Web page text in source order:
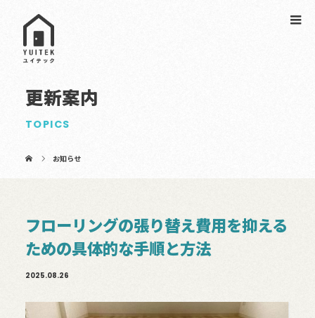
更新案内
TOPICS
お知らせ
フローリングの張り替え費用を抑える
ための具体的な手順と方法
2025.08.26